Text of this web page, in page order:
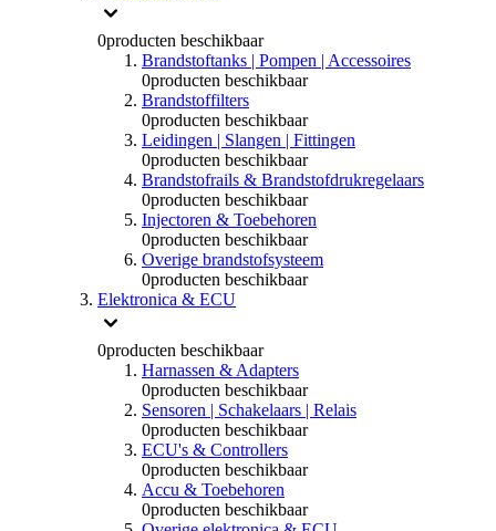
0producten beschikbaar
Brandstoftanks | Pompen | Accessoires
0producten beschikbaar
Brandstoffilters
0producten beschikbaar
Leidingen | Slangen | Fittingen
0producten beschikbaar
Brandstofrails & Brandstofdrukregelaars
0producten beschikbaar
Injectoren & Toebehoren
0producten beschikbaar
Overige brandstofsysteem
0producten beschikbaar
Elektronica & ECU
0producten beschikbaar
Harnassen & Adapters
0producten beschikbaar
Sensoren | Schakelaars | Relais
0producten beschikbaar
ECU's & Controllers
0producten beschikbaar
Accu & Toebehoren
0producten beschikbaar